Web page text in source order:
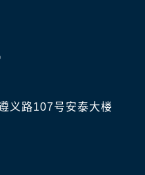
义路107号安泰大楼